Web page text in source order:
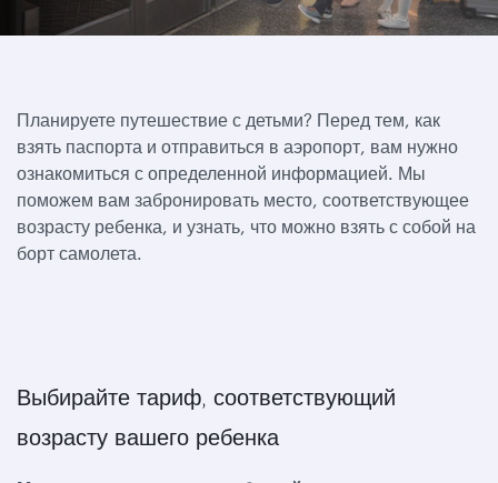
Планируете путешествие с детьми? Перед тем, как
взять паспорта и отправиться в аэропорт, вам нужно
ознакомиться с определенной информацией. Мы
поможем вам забронировать место, соответствующее
возрасту ребенка, и узнать, что можно взять с собой на
борт самолета.
Выбирайте тариф, соответствующий
возрасту вашего ребенка